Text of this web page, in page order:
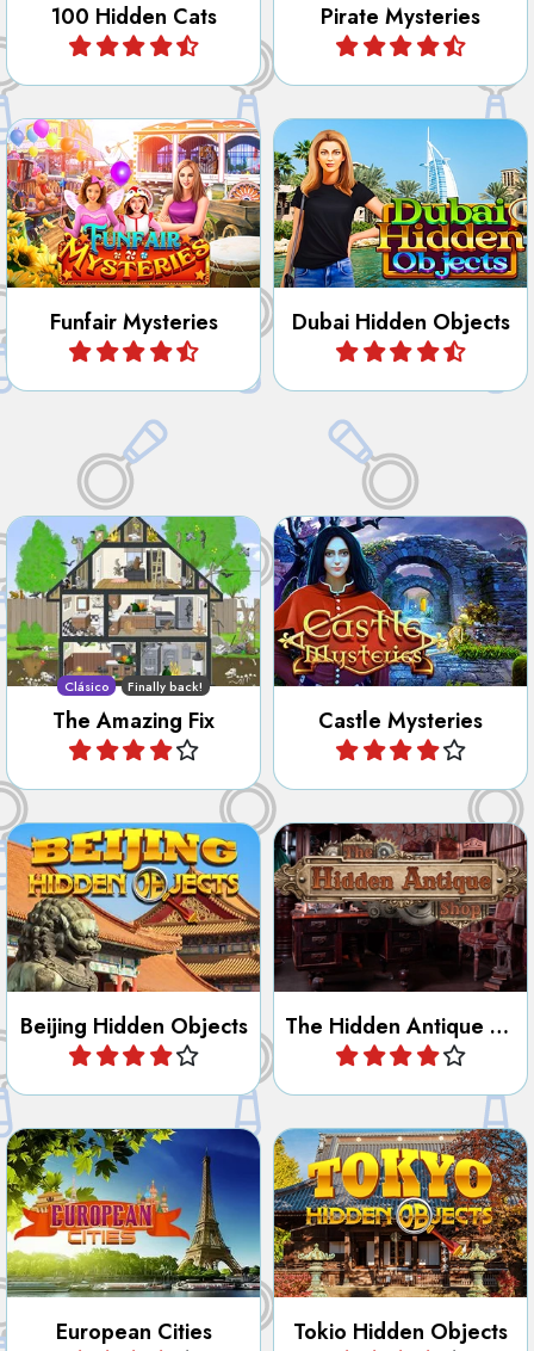
100 Hidden Cats
Jugar Pirate Mysteries
Jugar
Funfair Mysteries
Encuentra todos los objetos
ocultos, números, letras,
contornos y diferencias en
el parque de atracciones.
Jugar Dubai Hidden Objects
Descubre la ciudad de
Dubai en este juego de
objetos ocultos.
Jugar
Clásico Finally back!
The Amazing Fix
Arregla la casa de este
veterano eliminando toda la
basura y alejando a los
animales.
Jugar Castle Mysteries
Encuentra todos los objetos
ocultos, números, letras,
contornos y diferencias en
el castillo.
Jugar
Beijing Hidden Objects
Descubre la ciudad de Pekín
en este juego de objetos
ocultos y letras.
Jugar The Hidden Antique Shop
Encuentra todos los objetos
ocultos en la Tienda de
Antigüedades.
Jugar
European Cities
Encuentra las diferencias en
30 ciudades de Europa.
Tokio Hidden Objects
Descubre la ciudad de Tokio
en este juego de objetos
ocultos y letras.